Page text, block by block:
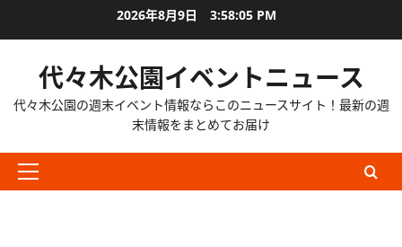
2026年8月9日 3:58:06 PM
代々木公園イベントニュース
代々木公園の週末イベント情報ならこのニュースサイト！最新の週
末情報をまとめてお届け
メ